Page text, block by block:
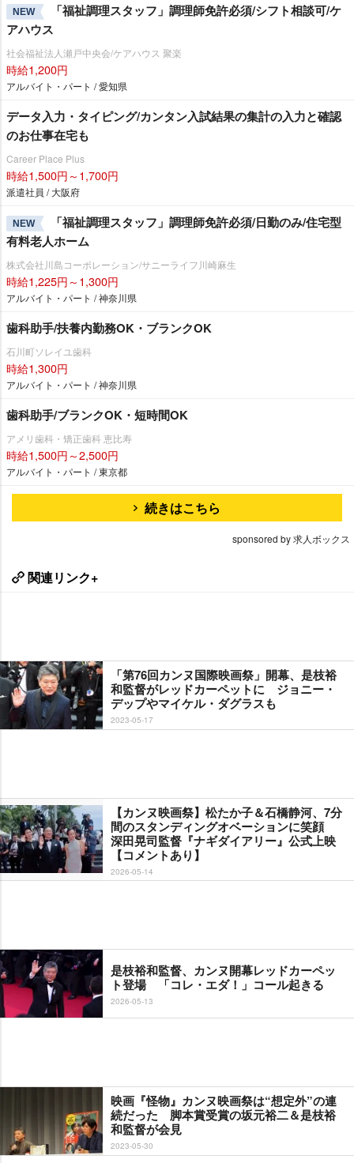
NEW
「福祉調理スタッフ」調理師免許必須/シフト相談可/ケ
アハウス
社会福祉法人瀬戸中央会/ケアハウス 聚楽
時給1,200円
アルバイト・パート / 愛知県
データ入力・タイピング/カンタン入試結果の集計の入力と確認
のお仕事在宅も
Career Place Plus
時給1,500円～1,700円
派遣社員 / 大阪府
NEW
「福祉調理スタッフ」調理師免許必須/日勤のみ/住宅型
有料老人ホーム
株式会社川島コーポレーション/サニーライフ川崎麻生
時給1,225円～1,300円
アルバイト・パート / 神奈川県
歯科助手/扶養内勤務OK・ブランクOK
石川町ソレイユ歯科
時給1,300円
アルバイト・パート / 神奈川県
歯科助手/ブランクOK・短時間OK
アメリ歯科・矯正歯科 恵比寿
時給1,500円～2,500円
アルバイト・パート / 東京都
続きはこちら
sponsored by 求人ボックス
関連リンク+
「第76回カンヌ国際映画祭」開幕、是枝裕
和監督がレッドカーペットに ジョニー・
デップやマイケル・ダグラスも
2023-05-17
【カンヌ映画祭】松たか子＆石橋静河、7分
間のスタンディングオベーションに笑顔
深田晃司監督『ナギダイアリー』公式上映
【コメントあり】
2026-05-14
是枝裕和監督、カンヌ開幕レッドカーペッ
ト登場 「コレ・エダ！」コール起きる
2026-05-13
映画『怪物』カンヌ映画祭は“想定外”の連
続だった 脚本賞受賞の坂元裕二＆是枝裕
和監督が会見
2023-05-30